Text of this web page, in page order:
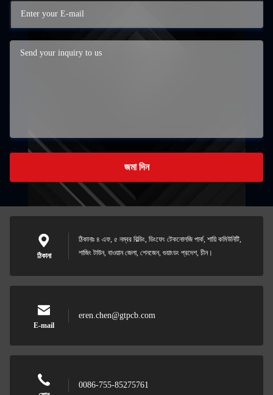
জমা দিন
ঠিকানা
ঠিকানাঃ ৪ এফ, ৫ নম্বর বিল্ডিং, ডিংফেং টেকনোলজি পার্ক, শায়ি কমিউনিটি,
শাজিং টাউন, বাওয়ান জেলা, শেনজেন, গুয়াংডং প্রদেশ, চীন।
E-mail
eren.chen@gtpcb.com
0086-755-85275761